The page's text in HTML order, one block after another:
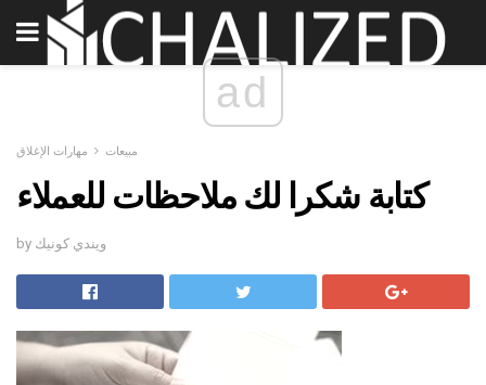
ad
مبيعات مهارات الإغلاق
كتابة شكرا لك ملاحظات للعملاء
by ويندي كونيك